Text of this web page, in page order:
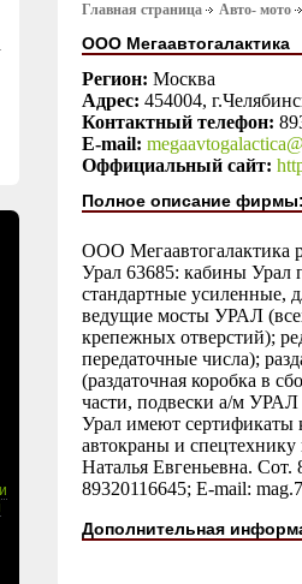
Главная страница Авто- мото
ООО Мегаавтогалактика
Регион: Москва
Адрес: 454004,
Контактный телефон:
E-mail:
Оффициальный сайт:
Полное описание
ООО Мегаавтогалактика
Урал 63685: кабины
стандартные усиленные,
ведущие мосты УРАЛ
крепежных отверстий);
передаточные числа);
(раздаточная коробка в
части, подвески а/м
Урал имеют
автокраны и
Наталья Евгеньевна. Сот.
89320116645; E-mail:
Дополнительная